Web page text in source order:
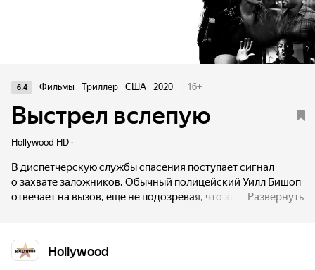
6.4 Фильмы Триллер США 2020 16+
Выстрел вслепую
Hollywood HD ·
В диспетчерскую службы спасения поступает сигнал
о захвате заложников. Обычный полицейский Уилл Бишоп
отвечает на вызов, еще не подозревая, что этот выездРазвернуть
Hollywood